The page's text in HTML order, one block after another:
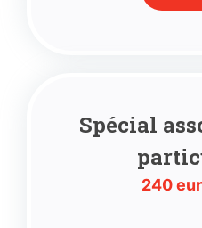
Spécial
240